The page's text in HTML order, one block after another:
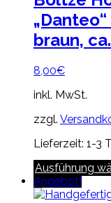
braun,
8,00€
inkl. MwSt.
zzgl.
Lieferzeit: 1-3
Ausführung
Angebot!